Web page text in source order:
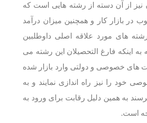
از آن دسته از رشته هایی است که
در بازار کار و همچنین میزان درآمد
های مورد علاقه اصلی داوطلبین
اینکه فارغ التحصیلان این رشته می
های خصوصی و دولتی وارد بازار شده
خود را نیز راه اندازی نمایند و به
به همین دلیل رقابت برای ورود به
است.